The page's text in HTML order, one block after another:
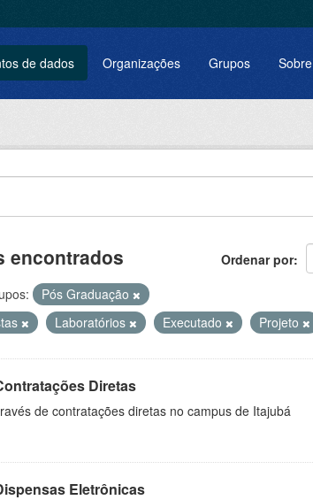
de dados Organizações Grupos Sobre
Ordenar por
encontrados
Pós Graduação
Laboratórios Executado Projeto
Diretas
de contratações diretas no campus de Itajubá
Eletrônicas